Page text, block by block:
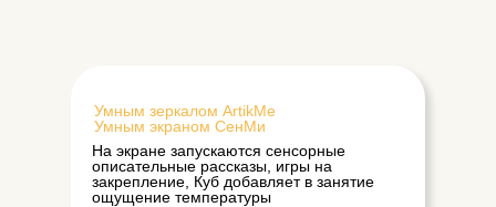
Умным зеркалом ArtikMe
Умным экраном СенМи
На экране запускаются сенсорные
описательные рассказы, игры на
закрепление, Куб добавляет в занятие
ощущение температуры